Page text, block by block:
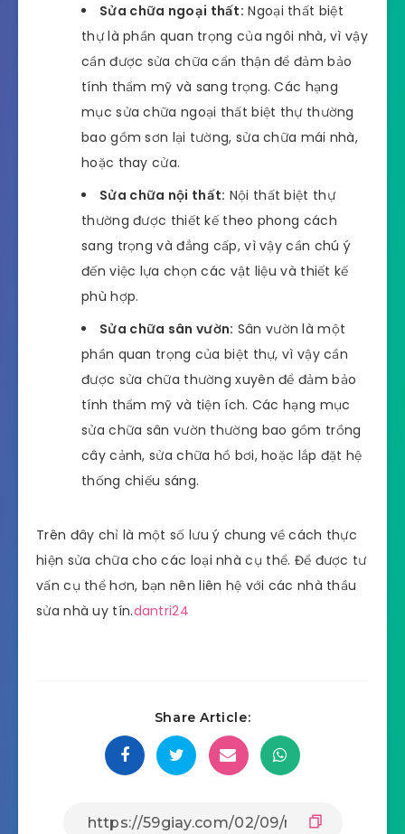
Sửa chữa ngoại thất: Ngoại thất biệt
thự là phần quan trọng của ngôi nhà, vì vậy
cần được sửa chữa cẩn thận để đảm bảo
tính thẩm mỹ và sang trọng. Các hạng
mục sửa chữa ngoại thất biệt thự thường
bao gồm sơn lại tường, sửa chữa mái nhà,
hoặc thay cửa.
Sửa chữa nội thất: Nội thất biệt thự
thường được thiết kế theo phong cách
sang trọng và đẳng cấp, vì vậy cần chú ý
đến việc lựa chọn các vật liệu và thiết kế
phù hợp.
Sửa chữa sân vườn: Sân vườn là một
phần quan trọng của biệt thự, vì vậy cần
được sửa chữa thường xuyên để đảm bảo
tính thẩm mỹ và tiện ích. Các hạng mục
sửa chữa sân vườn thường bao gồm trồng
cây cảnh, sửa chữa hồ bơi, hoặc lắp đặt hệ
thống chiếu sáng.
Trên đây chỉ là một số lưu ý chung về cách thực
hiện sửa chữa cho các loại nhà cụ thể. Để được tư
vấn cụ thể hơn, bạn nên liên hệ với các nhà thầu
sửa nhà uy tín.dantri24
Share Article: